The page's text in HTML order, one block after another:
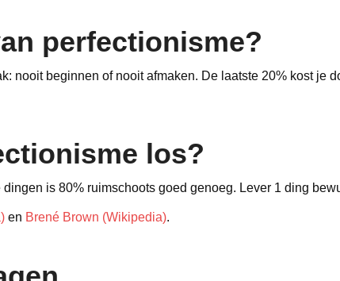
perfectionisme?
nooit beginnen of nooit afmaken. De laatste 20% kost je
los?
is 80% ruimschoots goed genoeg. Lever 1 ding
en Brené Brown (Wikipedia).